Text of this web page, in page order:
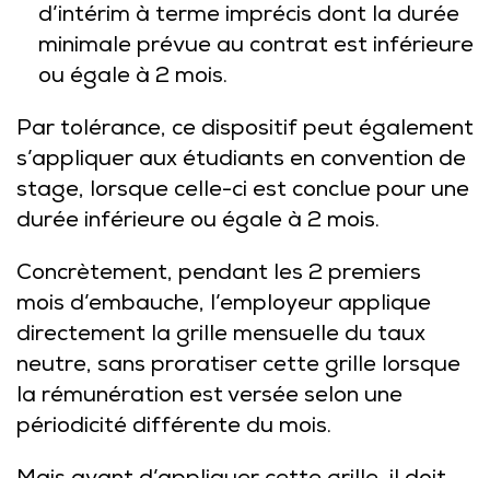
d’intérim à terme imprécis dont la durée
minimale prévue au contrat est inférieure
ou égale à 2 mois.
Par tolérance, ce dispositif peut également
s’appliquer aux étudiants en convention de
stage, lorsque celle-ci est conclue pour une
durée inférieure ou égale à 2 mois.
Concrètement, pendant les 2 premiers
mois d’embauche, l’employeur applique
directement la grille mensuelle du taux
neutre, sans proratiser cette grille lorsque
la rémunération est versée selon une
périodicité différente du mois.